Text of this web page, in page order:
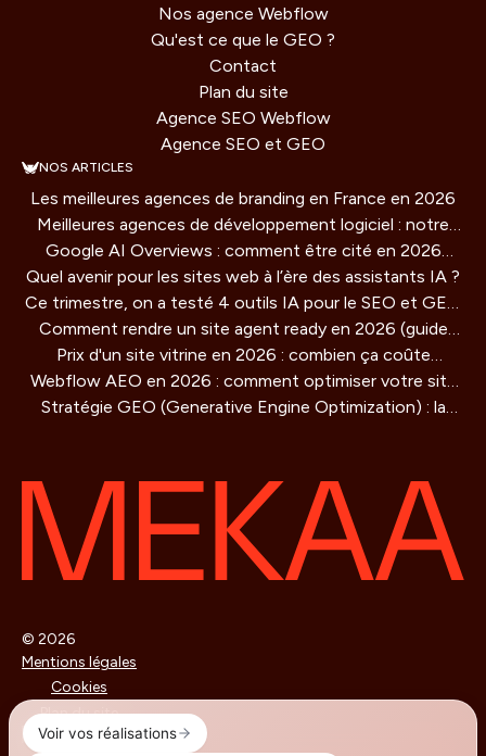
Nos agence Webflow
Qu'est ce que le GEO ?
Contact
Plan du site
Agence SEO Webflow
Agence SEO et GEO
NOS ARTICLES
Les meilleures agences de branding en France en 2026
Meilleures agences de développement logiciel : notre
comparatif 2026
Google AI Overviews : comment être cité en 2026
(guide concret)
Quel avenir pour les sites web à l’ère des assistants IA ?
Ce trimestre, on a testé 4 outils IA pour le SEO et GEO
: verdict honnête
Comment rendre un site agent ready en 2026 (guide
technique)
Prix d'un site vitrine en 2026 : combien ça coûte
vraiment ?
Webflow AEO en 2026 : comment optimiser votre site
pour être cité par les moteurs IA
Stratégie GEO (Generative Engine Optimization) : la
Mentions légales
Cookies
Plan du site
© 2026